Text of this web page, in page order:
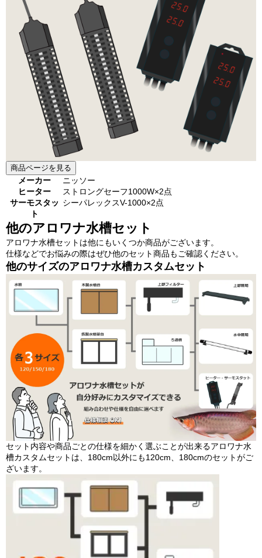
商品ページを見る
メーカー
ニッソー
ヒーター
ストロングセーフ1000W×2点
サーモスタッ
ト
シーパレックスV-1000×2点
他のアロワナ水槽セット
アロワナ水槽セットは他にもいくつか商品がございます。
仕様などでお悩みの際はぜひ他のセット商品もご確認ください。
他のサイズのアロワナ水槽カスタムセット
セット内容や商品ごとの仕様を細かく選ぶことが出来るアロワナ水
槽カスタムセットは、180cm以外にも120cm、180cmのセットがご
ざいます。